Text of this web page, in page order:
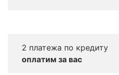
2 платежа по кредиту
оплатим за вас